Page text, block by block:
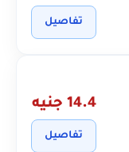
تفاصيل
14.4 جنيه
تفاصيل